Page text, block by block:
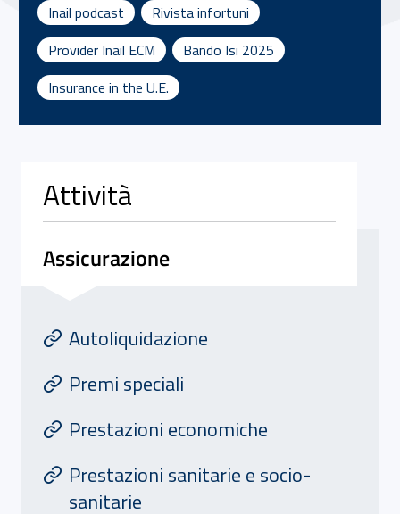
Inail podcast
Rivista infortuni
Provider Inail ECM
Bando Isi 2025
Insurance in the U.E.
Attività
Assicurazione
Autoliquidazione
Premi speciali
Prestazioni economiche
Prestazioni sanitarie e socio-
sanitarie